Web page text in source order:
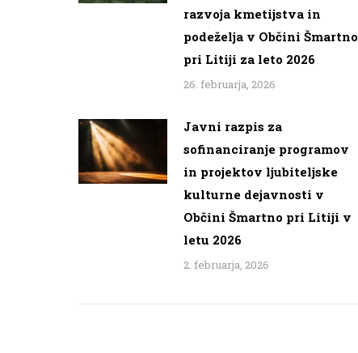
razvoja kmetijstva in
podeželja v Občini Šmartno
pri Litiji za leto 2026
26. februarja, 2026
Javni razpis za
sofinanciranje programov
in projektov ljubiteljske
kulturne dejavnosti v
Občini Šmartno pri Litiji v
letu 2026
2. februarja, 2026